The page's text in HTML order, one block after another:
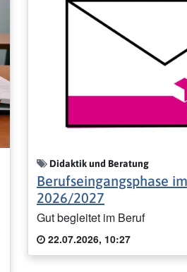
Didaktik und Beratung
Berufseingangsphase
2026/2027
Gut begleitet im Beruf
22.07.2026, 10:27